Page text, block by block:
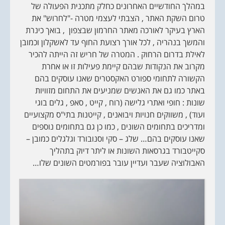
במהלך החודשיים האחרונים כחלק מתכנית הפעולה של
טרום השקת האתר , הצבתי לעצמי מטרה -"לחרוש" את
הארץ בעיקר לאורכה מאתר החרמון שבצפון , בואך כינרת
והמשך בנהריה , לכל אורך רצועת החוף עד לאשקלון וכמובן
לאילת בדרום הרחוק . המטרה של חריש זה הייתה להכיר
מקרוב את הנקודות שבהם קיימת פעילות זו או אחרת
הקשורה לתחומי ספורט האקסטרים שאנו עוסקים בהם
באתר כמו גם את האנשים שמניעים את התחום מזוויות
שונות : חופי ואתרי גלישה (רוח , קייט , סאפ , גלים בוגי
ועוד) , משווקים חנויות ויבואנים , קייטנות בתי"ס מקצועיים
ומדריכים בתחומים השונים , כמו כן גם בתחומים נוספים
שאנו עוסקים בהם… שלג – סקי וסנובורד וגלגלים כמובן –
סקייטבורד בגרסאות השונות או ליתר דיוק בתהליך
האבולוציה שעבר ועדיין עובר בפורמטים השונים שלו…